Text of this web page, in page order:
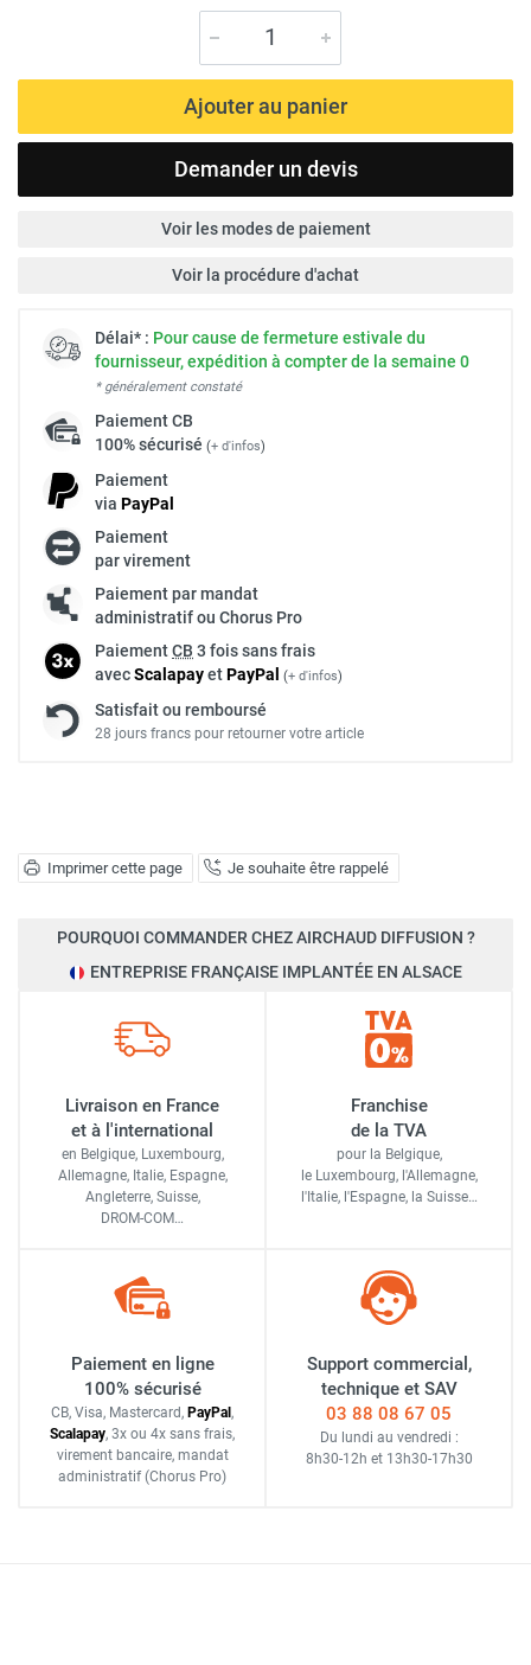
Imprimer cette page Je souhaite être rappelé
Ajouter au panier
Demander un devis
Voir les modes de paiement
Voir la procédure d'achat
Délai* : Pour cause de fermeture estivale du
fournisseur, expédition à compter de la semaine 0
* généralement constaté
PaiementCB
100% sécurisé (+ d'infos)
Paiement
via PayPal
Paiement
par virement
Paiement par mandat
administratif ou Chorus Pro
PaiementCB 3 fois sans frais
avecScalapayetPayPal (+ d'infos)
Satisfait ou remboursé
28 jours francs pour retourner votre article
POURQUOI COMMANDER CHEZ AIRCHAUD DIFFUSION ?
ENTREPRISE FRANÇAISE IMPLANTÉE EN ALSACE
Livraison en France
et à l'international
en Belgique, Luxembourg,
Allemagne, Italie, Espagne,
Angleterre, Suisse,
DROM-COM…
Franchise
de la TVA
pour la Belgique,
le Luxembourg, l'Allemagne,
l'Italie, l'Espagne, la Suisse…
Paiement en ligne
100% sécurisé
CB, Visa, Mastercard, PayPal ,
Scalapay, 3x ou 4x sans frais,
virement bancaire, mandat
administratif (Chorus Pro)
Support commercial,
technique et SAV
03 88 08 67 05
Du lundi au vendredi :
8h30-12h et 13h30-17h30